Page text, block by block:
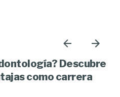
Descubre
como carrera